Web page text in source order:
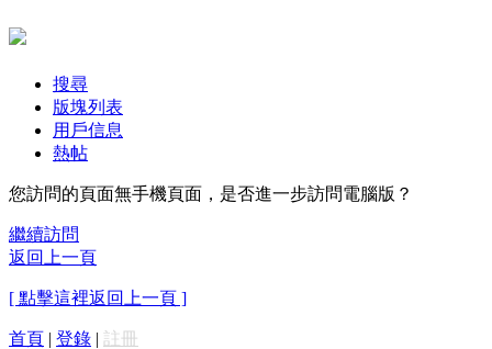
搜尋
版塊列表
用戶信息
熱帖
您訪問的頁面無手機頁面，是否進一步訪問電腦版？
繼續訪問
返回上一頁
[ 點擊這裡返回上一頁 ]
首頁 | 登錄 | 註冊